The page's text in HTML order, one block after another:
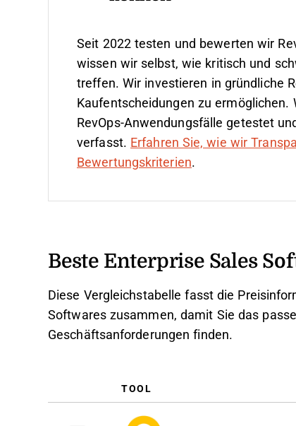
Seit 2022 testen und bewerten wir
wissen wir selbst, wie kritisch und
treffen. Wir investieren in gründliche
Kaufentscheidungen zu
RevOps-Anwendungsfälle getestet
verfasst. Erfahren Sie, wie wir
Bewertungskriterien.
Beste Enterprise Sales
Diese Vergleichstabelle fasst die
Softwares zusammen, damit Sie das
Geschäftsanforderungen finden.
TOOL